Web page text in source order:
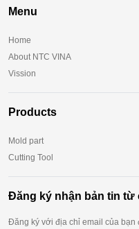
Menu
Home
About NTC VINA
Vission
Products
Mold part
Cutting Tool
Đăng ký nhận bản tin từ
Đăng ký với địa chỉ email của